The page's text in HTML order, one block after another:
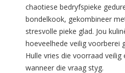
chaotiese bedryfspieke
bondelkook, gekombineer
stresvolle pieke glad. Jou
hoeveelhede veilig voorberei
Hulle vries die voorraad
wanneer die vraag styg.